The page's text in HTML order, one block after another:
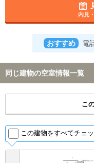
内見
おすすめ 電
同じ建物の空室情報一覧
こ
この建物をすべてチェ